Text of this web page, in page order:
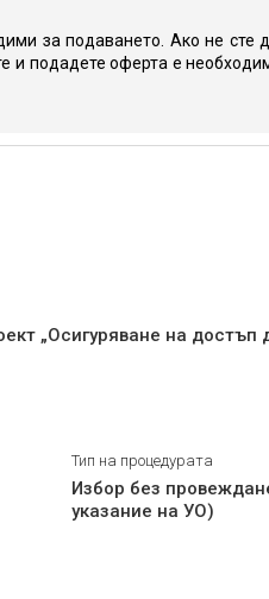
за подаването. Ако не сте
подадете оферта е
„Осигуряване на достъп
Тип на процедурата
Избор без
указание на УО)